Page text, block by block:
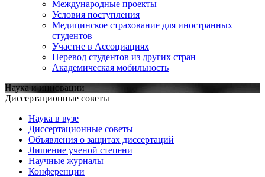
Международные проекты
Условия поступления
Медицинское страхование для иностранных
студентов
Участие в Ассоциациях
Перевод студентов из других стран
Академическая мобильность
Наука и инновации
Диссертационные советы
Наука в вузе
Диссертационные советы
Объявления о защитах диссертаций
Лишение ученой степени
Научные журналы
Конференции